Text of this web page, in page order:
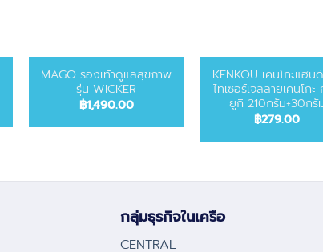
MAGO รองเท้าดูแลสุขภาพ
รุ่น WICKER
฿1,490.00
KENKOU เคนโกะแฮน
ไทเซอร์เจลลายเคนโก
ยูกิ 210กรัม+30กรั
฿279.00
กลุ่มธุรกิจในเครือ
CENTRAL